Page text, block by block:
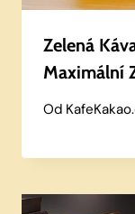
Zelená
Maximální
Od